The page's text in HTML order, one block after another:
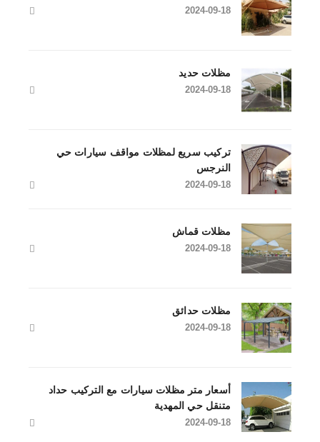
2024-09-18
مظلات حديد
2024-09-18
تركيب سريع لمظلات مواقف سيارات حي
النرجس
2024-09-18
مظلات قماش
2024-09-18
مظلات حدائق
2024-09-18
أسعار متر مظلات سيارات مع التركيب حداد
متنقل حي المهدية
2024-09-18